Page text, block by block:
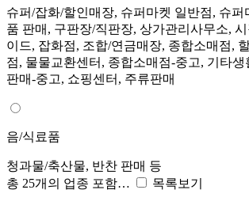
슈퍼/잡화/할인매장, 슈퍼마켓 일반점, 슈퍼
품 판매, 구판장/직판장, 상가관리사무소,
이드, 잡화점, 조합/연금매장, 종합소매점,
점, 물물교환센터, 종합소매점-중고, 기타
판매-중고, 쇼핑센터, 주류판매
음/식료품
청과물/축산물, 반찬 판매 등
총 25개의 업종 포함…
목록보기